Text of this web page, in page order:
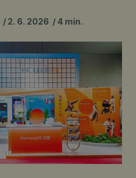
2. 6. 2026 4 min.